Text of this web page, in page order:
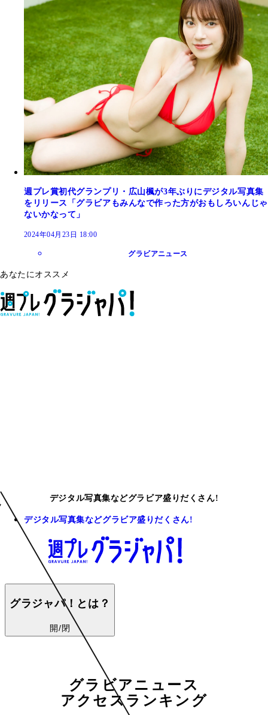
週プレ賞初代グランプリ・広山楓が3年ぶりにデジタル写真集
をリリース「グラビアもみんなで作った方がおもしろいんじゃ
ないかなって」
2024年04月23日 18:00
グラビアニュース
あなたにオススメ
デジタル写真集などグラビア盛りだくさん!
デジタル写真集などグラビア盛りだくさん!
グラジャパ！とは？
開/閉
グラビアニュース
アクセスランキング